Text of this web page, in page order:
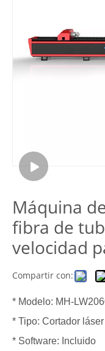
Máquina
fibra de
velocidad
Compartir con:
* Modelo: MH-
* Tipo: Cortador
* Software: Incluido